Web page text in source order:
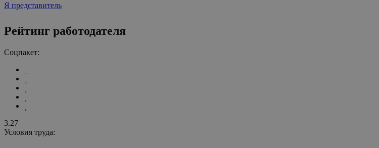
Я представитель
Рейтинг работодателя
Соцпакет:
3.27
Условия труда: